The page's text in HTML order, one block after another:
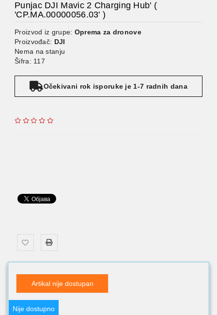
Punjac DJI Mavic 2 Charging Hub' (
'CP.MA.00000056.03' )
Proizvod iz grupe: Oprema za dronove
Proizvođač: DJI
Nema na stanju
Šifra: 117
Očekivani rok isporuke je 1-7 radnih dana
Artikal nije dostupan
Nije dostupno